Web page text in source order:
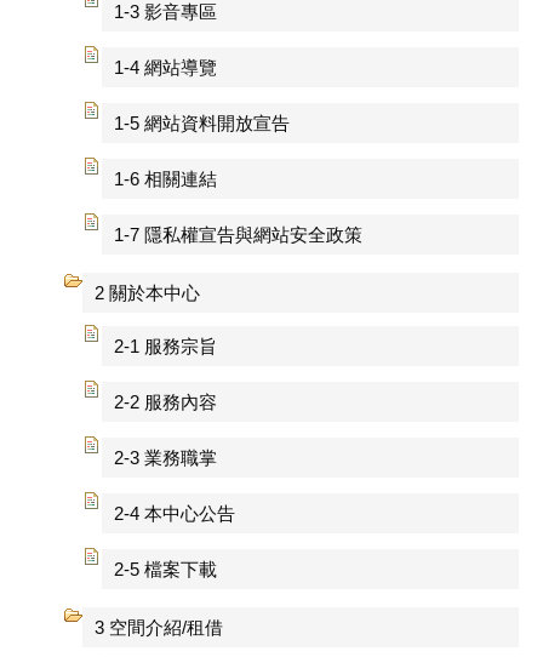
1-3 影音專區
1-4 網站導覽
1-5 網站資料開放宣告
1-6 相關連結
1-7 隱私權宣告與網站安全政策
2 關於本中心
2-1 服務宗旨
2-2 服務內容
2-3 業務職掌
2-4 本中心公告
2-5 檔案下載
3 空間介紹/租借